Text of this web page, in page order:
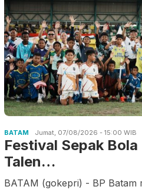
BATAM Jumat, 07/08/2026 - 15:00 WIB
Festival Sepak
Talen…
BATAM (gokepri) - BP Batam